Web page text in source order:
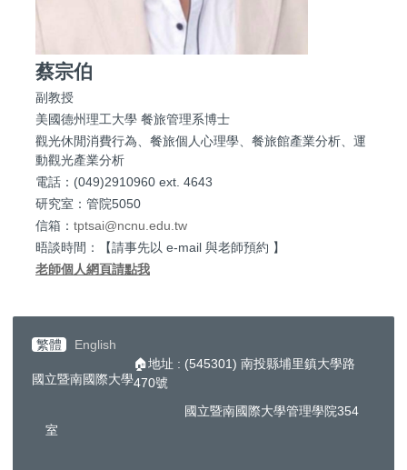
蔡宗伯
副教授
美國德州理工大學 餐旅管理系博士
觀光休閒消費行為、餐旅個人心理學、餐旅館產業分析、運
動觀光產業分析
電話：(049)2910960 ext. 4643
研究室：管院5050
信箱： tptsai@ncnu.edu.tw
晤談時間：【請事先以 e-mail 與老師預約 】
老師個人網頁請點我
繁體 English
國立暨南國際大學
🏠地址 : (545301) 南投縣埔里鎮大學路
470號
國立暨南國際大學管理學院354
室